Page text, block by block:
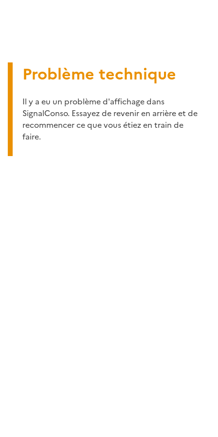
Problème technique
Il y a eu un problème d'affichage dans
SignalConso. Essayez de revenir en arrière et de
recommencer ce que vous étiez en train de
faire.